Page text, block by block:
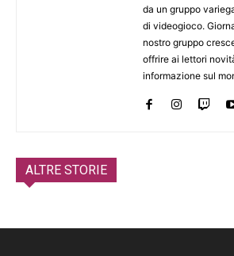
da un gruppo
di videogioco.
nostro gruppo
offrire ai lettori
informazione sul
ALTRE STORIE